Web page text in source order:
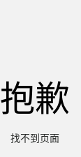
抱歉
找不到页面